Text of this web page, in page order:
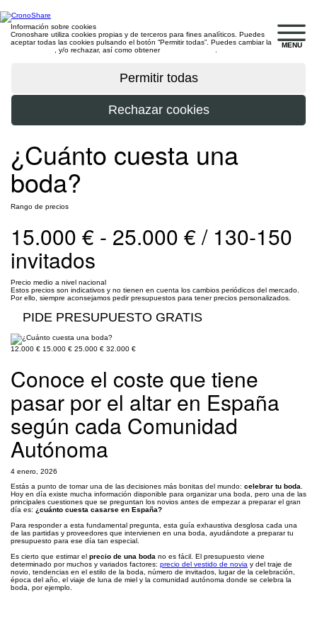
MENU
Información sobre cookies
Cronoshare utiliza cookies propias y de terceros para fines analíticos. Puedes
aceptar todas las cookies pulsando el botón “Permitir todas”. Puedes cambiar la
, y/o rechazar, así como obtener
¿Cuánto cuesta una
boda?
Rango de precios
15.000 € - 25.000 € / 130-150
invitados
Precio medio a nivel nacional
Estos precios son indicativos y no tienen en cuenta los cambios periódicos del mercado.
Por ello, siempre aconsejamos pedir presupuestos para tener precios personalizados.
PIDE PRESUPUESTO GRATIS
12.000 € 15.000 € 25.000 € 32.000 €
Conoce el coste que tiene
pasar por el altar en España
según cada Comunidad
Autónoma
4 enero, 2026
Estás a punto de tomar una de las decisiones más bonitas del mundo: celebrar tu boda
Hoy en día existe mucha información disponible para organizar una boda, pero una de las
principales cuestiones que se preguntan los novios antes de empezar a preparar el gran
día es: ¿cuánto cuesta casarse en España?
Para responder a esta fundamental pregunta, esta guía exhaustiva desglosa cada una
de las partidas y proveedores que intervienen en una boda, ayudándote a preparar tu
presupuesto para ese día tan especial.
Es cierto que estimar el precio de una boda no es fácil. El presupuesto viene
determinado por muchos y variados factores: precio del vestido de novia y del traje de
novio, tendencias en el estilo de la boda, número de invitados, lugar de la celebración,
época del año, el viaje de luna de miel y la comunidad autónoma donde se celebra la
boda, por ejemplo.